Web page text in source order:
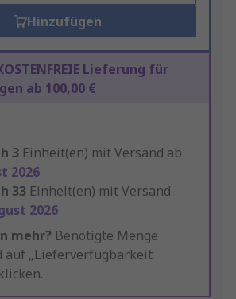
Hinzufügen
Lieferung für
ab 100,00 €
3 Einheit(en) mit Versand ab
2026
33 Einheit(en) mit Versand
2026
mehr? Benötigte Menge
auf „Lieferverfügbarkeit